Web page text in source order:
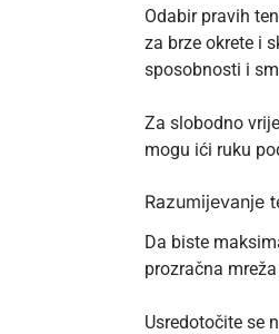
Odabir pravih
za brze okrete i
sposobnosti i
Za slobodno
mogu ići ruku
Razumijevanje
Da biste
prozračna
Usredotočite se